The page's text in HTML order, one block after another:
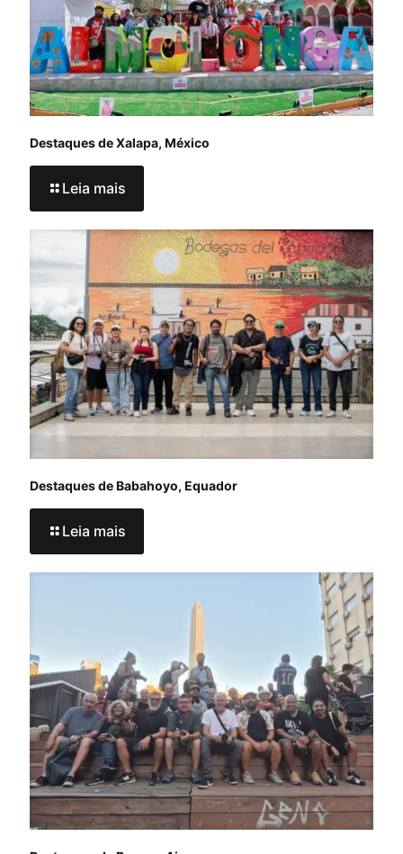
Destaques de Xalapa, México
Leia mais
Destaques de Babahoyo, Equador
Leia mais